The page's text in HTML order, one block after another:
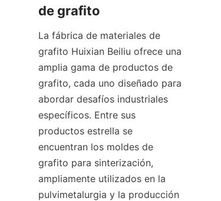
de grafito
La fábrica de materiales de
grafito Huixian Beiliu ofrece una
amplia gama de productos de
grafito, cada uno diseñado para
abordar desafíos industriales
específicos. Entre sus
productos estrella se
encuentran los moldes de
grafito para sinterización,
ampliamente utilizados en la
pulvimetalurgia y la producción